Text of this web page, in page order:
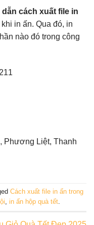
dẫn cách xuất file in
in ấn. Qua đó, in
nào đó trong công
Phương Liệt, Thanh
Cách xuất file in ấn trong
, in ấn hộp quà tết.